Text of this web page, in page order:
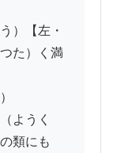
）【左・
た）く満
ようく
類にも